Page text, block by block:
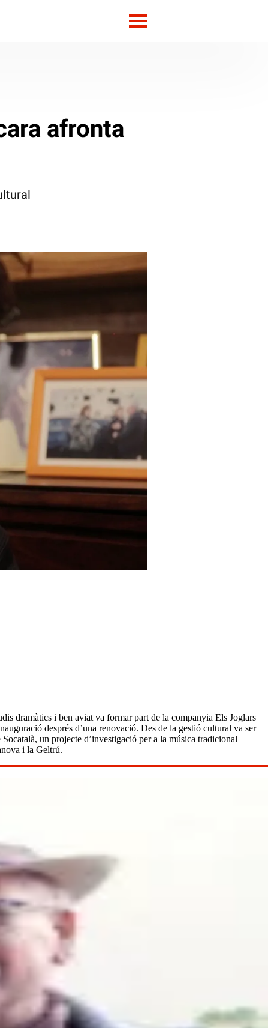
afronta
dramàtics i ben aviat va formar part de la companyia Els Joglars
després d’una renovació. Des de la gestió cultural va ser
un projecte d’investigació per a la música tradicional
i la Geltrú.